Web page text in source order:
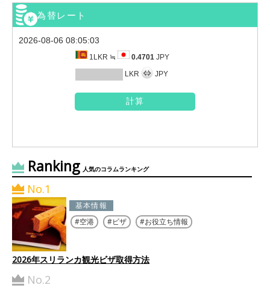
為替レート
2026-08-06 08:05:03
1LKR ≒ 0.4701 JPY
LKR JPY
Ranking 人気のコラムランキング
No.1
基本情報
空港
ビザ お役立ち情報
2026年スリランカ観光ビザ取得方法
No.2